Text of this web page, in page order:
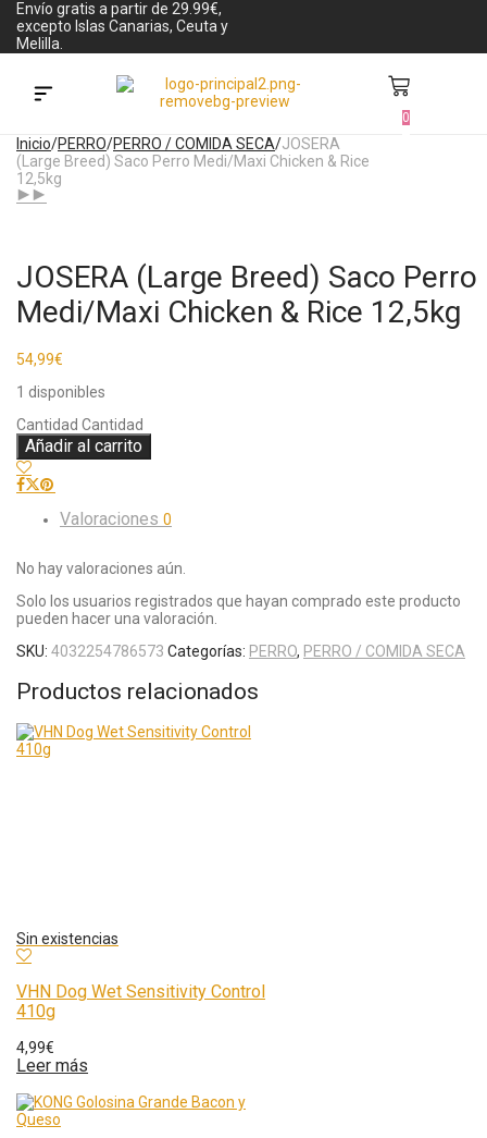
Envío gratis a partir de 29.99€,
excepto Islas Canarias, Ceuta y
Melilla.
0
Inicio/PERRO/PERRO / COMIDA SECA/JOSERA
(Large Breed) Saco Perro Medi/Maxi Chicken & Rice
12,5kg
JOSERA (Large Breed) Saco Perro
Medi/Maxi Chicken & Rice 12,5kg
54,99€
1 disponibles
Cantidad Cantidad
Añadir al carrito
Valoraciones 0
No hay valoraciones aún.
Solo los usuarios registrados que hayan comprado este producto
pueden hacer una valoración.
SKU: 4032254786573 Categorías: PERRO, PERRO / COMIDA SECA
Productos relacionados
VHN Dog Wet Sensitivity Control
410g
4,99€
Leer más